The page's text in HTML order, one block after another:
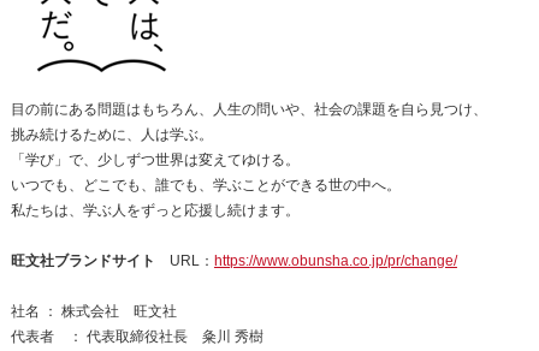
目の前にある問題はもちろん、人生の問いや、社会の課題を自ら見つけ、
挑み続けるために、人は学ぶ。
「学び」で、少しずつ世界は変えてゆける。
いつでも、どこでも、誰でも、学ぶことができる世の中へ。
私たちは、学ぶ人をずっと応援し続けます。
旺文社ブランドサイト URL： https://www.obunsha.co.jp/pr/change/
社名 ： 株式会社 旺文社
代表者 ： 代表取締役社長 粂川 秀樹